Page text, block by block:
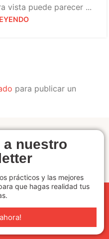
vista puede parecer ...
para publicar un
nuestro
prácticos y las mejores
que hagas realidad tus